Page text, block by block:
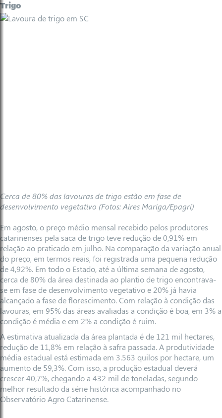
Trigo
Cerca de 80% das lavouras de trigo estão em fase de
desenvolvimento vegetativo (Fotos: Aires Mariga/Epagri)
Em agosto, o preço médio mensal recebido pelos produtores
catarinenses pela saca de trigo teve redução de 0,91% em
relação ao praticado em julho. Na comparação da variação anual
do preço, em termos reais, foi registrada uma pequena redução
de 4,92%. Em todo o Estado, até a última semana de agosto,
cerca de 80% da área destinada ao plantio de trigo encontrava-
se em fase de desenvolvimento vegetativo e 20% já havia
alcançado a fase de florescimento. Com relação à condição das
lavouras, em 95% das áreas avaliadas a condição é boa, em 3% a
condição é média e em 2% a condição é ruim.
A estimativa atualizada da área plantada é de 121 mil hectares,
redução de 11,8% em relação à safra passada. A produtividade
média estadual está estimada em 3.563 quilos por hectare, um
aumento de 59,3%. Com isso, a produção estadual deverá
crescer 40,7%, chegando a 432 mil de toneladas, segundo
melhor resultado da série histórica acompanhado no
Observatório Agro Catarinense.